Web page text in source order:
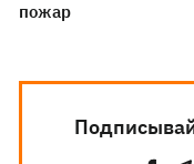
пожар